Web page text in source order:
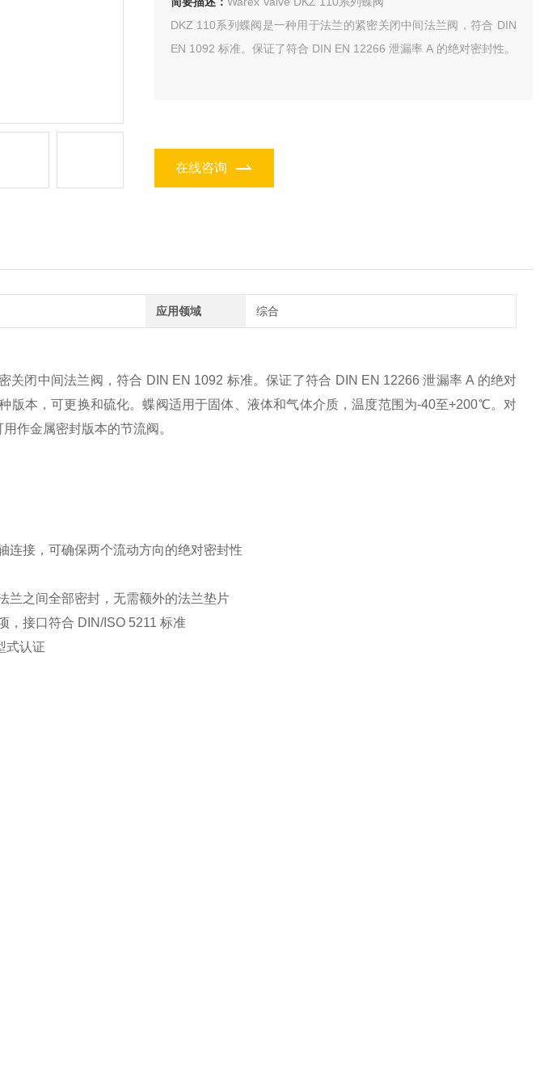
DKZ 110系列蝶阀是一种用于法兰的紧密关闭中间法兰阀，符合 DIN
EN 1092 标准。保证了符合 DIN EN 12266 泄漏率 A 的绝对密封性。
在线咨询
应用领域 综合
关闭中间法兰阀，符合 DIN EN 1092 标准。保证了符合 DIN EN 12266 泄漏率 A 的绝对
版本，可更换和硫化。蝶阀适用于固体、液体和气体介质，温度范围为-40至+200℃。对
作金属密封版本的节流阀。
连接，可确保两个流动方向的绝对密封性
兰之间全部密封，无需额外的法兰垫片
，接口符合 DIN/ISO 5211 标准
式认证